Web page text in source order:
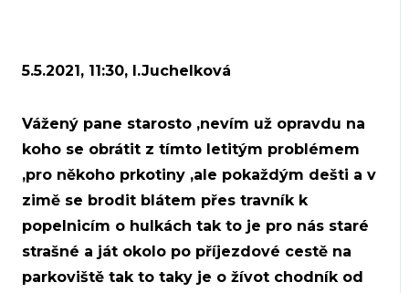
5.5.2021, 11:30, I.Juchelková
Vážený pane starosto ,nevím už opravdu na
koho se obrátit z tímto letitým problémem
,pro někoho prkotiny ,ale pokaždým dešti a v
zimě se brodit blátem přes travník k
popelnicím o hulkách tak to je pro nás staré
strašné a ját okolo po příjezdové cestě na
parkoviště tak to taky je o žívot chodník od